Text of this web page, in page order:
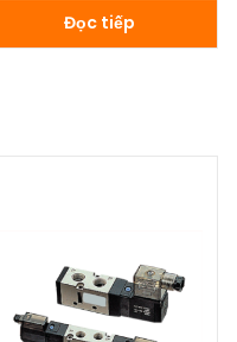
Đọc tiếp